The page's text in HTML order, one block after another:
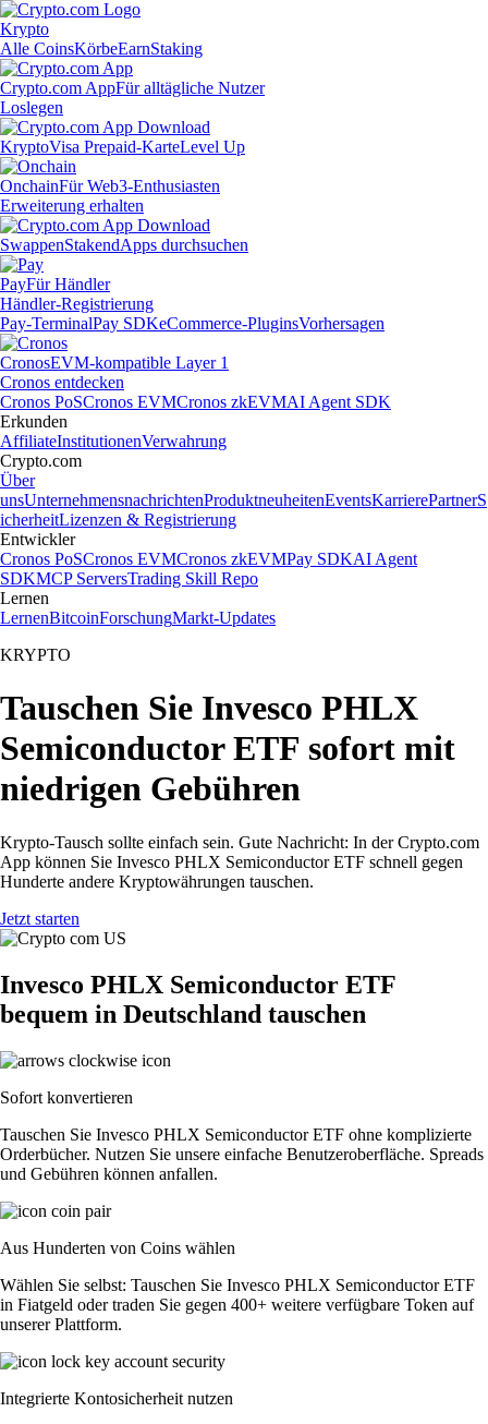
Krypto
Alle CoinsKörbeEarnStaking
Crypto.com AppFür alltägliche Nutzer
Loslegen
KryptoVisa Prepaid-KarteLevel Up
OnchainFür Web3-Enthusiasten
Erweiterung erhalten
SwappenStakendApps durchsuchen
PayFür Händler
Händler-Registrierung
Pay-TerminalPay SDKeCommerce-PluginsVorhersagen
CronosEVM-kompatible Layer 1
Cronos entdecken
Cronos PoSCronos EVMCronos zkEVMAI Agent SDK
Erkunden
AffiliateInstitutionenVerwahrung
Crypto.com
Über
unsUnternehmensnachrichtenProduktneuheitenEventsKarrierePartnerS
icherheitLizenzen & Registrierung
Entwickler
Cronos PoSCronos EVMCronos zkEVMPay SDKAI Agent
SDKMCP ServersTrading Skill Repo
Lernen
LernenBitcoinForschungMarkt-Updates
KRYPTO
Tauschen Sie Invesco PHLX
Semiconductor ETF sofort mit
niedrigen Gebühren
Krypto-Tausch sollte einfach sein. Gute Nachricht: In der Crypto.com
App können Sie Invesco PHLX Semiconductor ETF schnell gegen
Hunderte andere Kryptowährungen tauschen.
Jetzt starten
Invesco PHLX Semiconductor ETF
bequem in Deutschland tauschen
Sofort konvertieren
Tauschen Sie Invesco PHLX Semiconductor ETF ohne komplizierte
Orderbücher. Nutzen Sie unsere einfache Benutzeroberfläche. Spreads
und Gebühren können anfallen.
Aus Hunderten von Coins wählen
Wählen Sie selbst: Tauschen Sie Invesco PHLX Semiconductor ETF
in Fiatgeld oder traden Sie gegen 400+ weitere verfügbare Token auf
unserer Plattform.
Integrierte Kontosicherheit nutzen